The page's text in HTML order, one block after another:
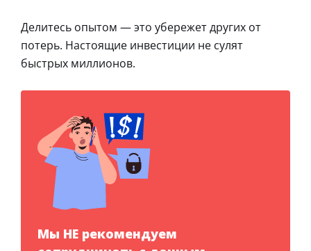
Делитесь опытом — это убережет других от
потерь. Настоящие инвестиции не сулят
быстрых миллионов.
Мы НЕ рекомендуем